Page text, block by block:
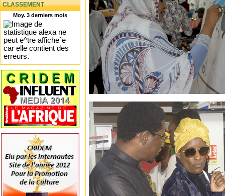
CLASSEMENT
Moy. 3 derniers mois